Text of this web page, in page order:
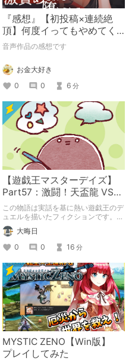
『感想』【初投稿×連続絶
頂】何度イってもやめてく
れない嫉妬彼氏に激責めさ
音声作品の感想です
お金大好き
0
0 6 分
【遊戯王マスターデイズ】
Part57：激闘！天盃龍 VS
千年D【架空デュエル】
この物語は実話を基に熱い遊戯王のデ
ュエルを描いたフィクションです。
（自分用メモ：2025-05-14）
大晦日
0
0 16 分
MYSTIC ZENO【Win版】
プレイしてみた